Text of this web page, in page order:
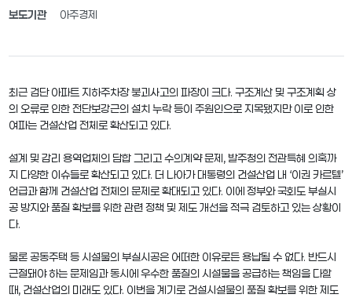
보도기관 아주경제
최근 검단 아파트 지하주차장 붕괴사고의 파장이 크다. 구조계산 및 구조계획 상
의 오류로 인한 전단보강근의 설치 누락 등이 주원인으로 지목됐지만 이로 인한
여파는 건설산업 전체로 확산되고 있다.
설계 및 감리 용역업체의 담합 그리고 수의계약 문제, 발주청의 전관특혜 의혹까
지 다양한 이슈들로 확산되고 있다. 더 나아가 대통령의 건설산업 내 ‘이권 카르텔’
언급과 함께 건설산업 전체의 문제로 확대되고 있다. 이에 정부와 국회도 부실시
공 방지와 품질 확보를 위한 관련 정책 및 제도 개선을 적극 검토하고 있는 상황이
다.
물론 공동주택 등 시설물의 부실시공은 어떠한 이유로든 용납될 수 없다. 반드시
근절돼야 하는 문제임과 동시에 우수한 품질의 시설물을 공급하는 책임을 다할
때, 건설산업의 미래도 있다. 이번을 계기로 건설시설물의 품질 확보를 위한 제도